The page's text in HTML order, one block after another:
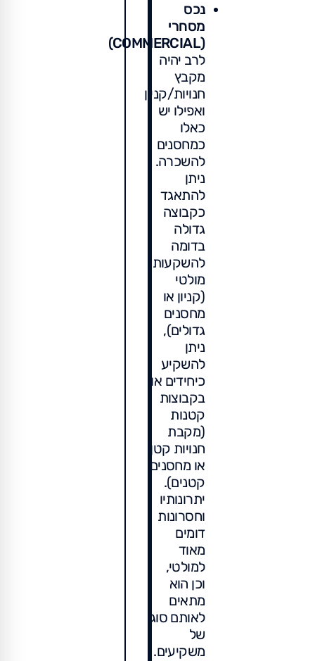
נכס
מסחרי
(COMMERCIAL)
לרב יהיה
מקבץ
חנויות/קניון
ואפילו יש
כאלו
כמחסנים
להשכרה.
ניתן
להתאגד
כקבוצה
גדולה
בדומה
להשקעות
מולטי
(קניון או
מחסנים
גדולים),
ניתן
להשקיע
כיחידים או
בקבוצות
קטנות
(מקבת
חנויות קטן
או מחסנים
קטנים).
יתרונותיו
וחסרונות
דומים
מאוד
למולטי,
וכן הוא
מתאים
לאותם סוג
של
משקיעים.